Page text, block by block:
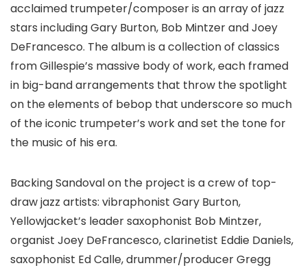
acclaimed trumpeter/composer is an array of jazz
stars including Gary Burton, Bob Mintzer and Joey
DeFrancesco. The album is a collection of classics
from Gillespie’s massive body of work, each framed
in big-band arrangements that throw the spotlight
on the elements of bebop that underscore so much
of the iconic trumpeter’s work and set the tone for
the music of his era.
Backing Sandoval on the project is a crew of top-
draw jazz artists: vibraphonist Gary Burton,
Yellowjacket’s leader saxophonist Bob Mintzer,
organist Joey DeFrancesco, clarinetist Eddie Daniels,
saxophonist Ed Calle, drummer/producer Gregg